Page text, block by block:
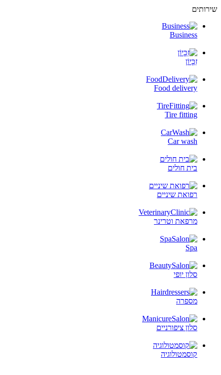
שירותים
Business
זִכָּיוֹן
Food delivery
Tire fitting
Car wash
בית חולים
רפואת שיניים
מרפאת וטרינר
Spa
סלון יופי
מספרה
סלון ציפורניים
קוסמטולוגיה